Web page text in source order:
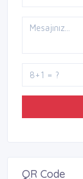
QR Code